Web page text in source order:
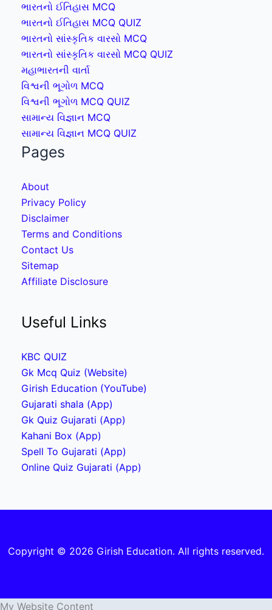
ભારતનો ઈતિહાસ MCQ
ભારતનો ઈતિહાસ MCQ QUIZ
ભારતનો સાંસ્કૃતિક વારસો MCQ
ભારતનો સાંસ્કૃતિક વારસો MCQ QUIZ
મહાભારતની વાર્તા
વિશ્વની ભૂગોળ MCQ
વિશ્વની ભૂગોળ MCQ QUIZ
સામાન્ય વિજ્ઞાન MCQ
સામાન્ય વિજ્ઞાન MCQ QUIZ
Pages
About
Privacy Policy
Disclaimer
Terms and Conditions
Contact Us
Sitemap
Affiliate Disclosure
Useful Links
KBC QUIZ
Gk Mcq Quiz (Website)
Girish Education (YouTube)
Gujarati shala (App)
Gk Quiz Gujarati (App)
Kahani Box (App)
Spell To Gujarati (App)
Online Quiz Gujarati (App)
Copyright © 2026 Girish Education. All rights reserved.
My Website Content